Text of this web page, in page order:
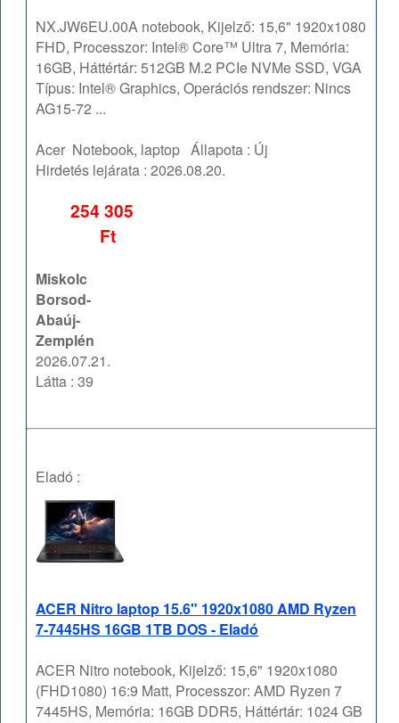
NX.JW6EU.00A notebook, Kijelző: 15,6" 1920x1080
FHD, Processzor: Intel® Core™ Ultra 7, Memória:
16GB, Háttértár: 512GB M.2 PCIe NVMe SSD, VGA
Típus: Intel® Graphics, Operációs rendszer: Nincs
AG15-72 ...
Acer Notebook, laptop Állapota : Új
Hirdetés lejárata :2026.08.20.
254 305
Ft
Miskolc
Borsod-
Abaúj-
Zemplén
2026.07.21.
Látta : 39
Eladó :
ACER Nitro laptop 15.6" 1920x1080 AMD Ryzen
7-7445HS 16GB 1TB DOS - Eladó
ACER Nitro notebook, Kijelző: 15,6" 1920x1080
(FHD1080) 16:9 Matt, Processzor: AMD Ryzen 7
7445HS, Memória: 16GB DDR5, Háttértár: 1024 GB